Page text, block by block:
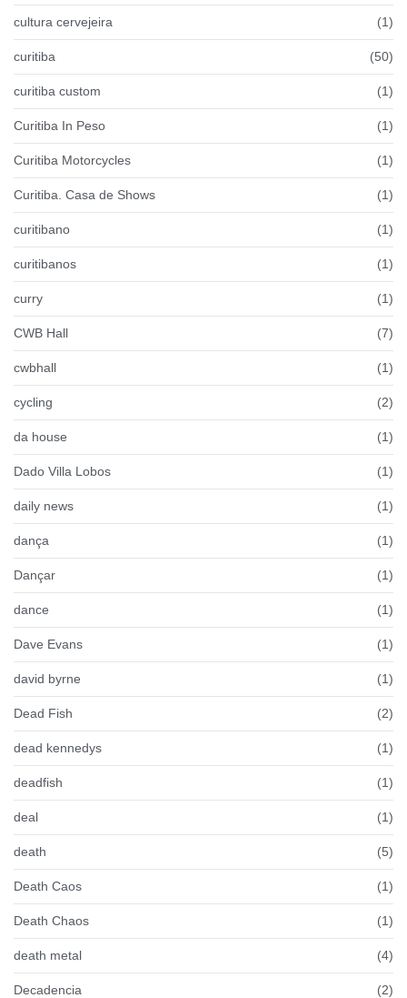
cultura cervejeira (1)
curitiba (50)
curitiba custom (1)
Curitiba In Peso (1)
Curitiba Motorcycles (1)
Curitiba. Casa de Shows (1)
curitibano (1)
curitibanos (1)
curry (1)
CWB Hall (7)
cwbhall (1)
cycling (2)
da house (1)
Dado Villa Lobos (1)
daily news (1)
dança (1)
Dançar (1)
dance (1)
Dave Evans (1)
david byrne (1)
Dead Fish (2)
dead kennedys (1)
deadfish (1)
deal (1)
death (5)
Death Caos (1)
Death Chaos (1)
death metal (4)
Decadencia (2)